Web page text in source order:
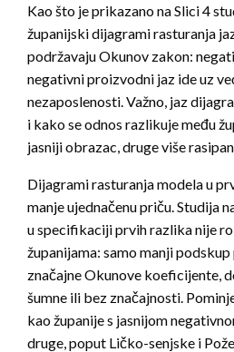
Kao što je prikazano na Slici 4
županijski dijagrami rasturanja
podržavaju Okunov zakon:
negativni proizvodni jaz ide uz
nezaposlenosti. Važno, jaz
i kako se odnos razlikuje među
jasniji obrazac, druge više
Dijagrami rasturanja modela u
manje ujednačenu priču. Studija
u specifikaciji prvih razlika nije
županijama: samo manji
značajne Okunove koeficijente,
šumne ili bez značajnosti.
kao županije s jasnijom
druge, poput Ličko-senjske i